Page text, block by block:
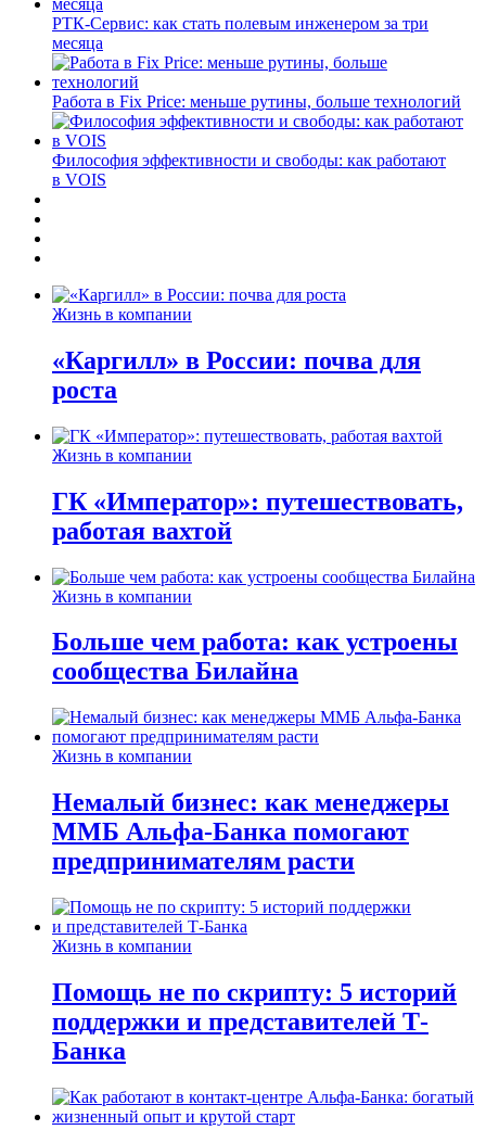
РТК-Сервис: как стать полевым инженером за три
месяца
Работа в Fix Price: меньше рутины, больше технологий
Философия эффективности и свободы: как работают
в VOIS
Жизнь в компании
«Каргилл» в России: почва для
роста
Жизнь в компании
ГК «Император»: путешествовать,
работая вахтой
Жизнь в компании
Больше чем работа: как устроены
сообщества Билайна
Жизнь в компании
Немалый бизнес: как менеджеры
ММБ Альфа-Банка помогают
предпринимателям расти
Жизнь в компании
Помощь не по скрипту: 5 историй
поддержки и представителей Т-
Банка